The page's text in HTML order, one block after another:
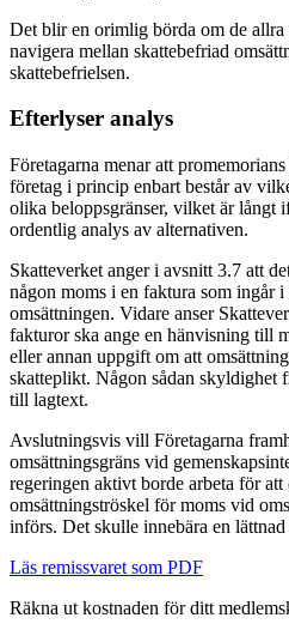
Det blir en orimlig börda om de allra
navigera mellan skattebefriad
skattebefrielsen.
Efterlyser analys
Företagarna menar att
företag i princip enbart består av
olika beloppsgränser, vilket är långt
ordentlig analys av alternativen.
Skatteverket anger i avsnitt 3.7 att
någon moms i en faktura som ingår i
omsättningen. Vidare anser
fakturor ska ange en hänvisning till
eller annan uppgift om att
skatteplikt. Någon sådan skyldighet
till lagtext.
Avslutningsvis vill Företagarna
omsättningsgräns vid
regeringen aktivt borde arbeta för att
omsättningströskel för moms vid
införs. Det skulle innebära en
Läs remissvaret som PDF
Räkna ut kostnaden för ditt